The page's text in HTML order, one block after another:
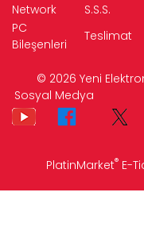
Network
S.S.S.
PC
Bileşenleri
Teslimat
© 2026 Yeni
PlatinMarket® E-